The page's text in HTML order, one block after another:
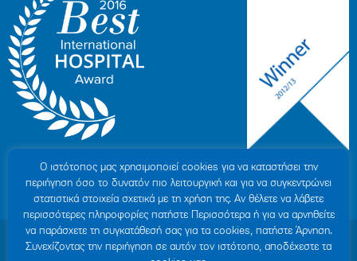
© 2007-2026 ΥΓΕΙΑ Μ.Α.Ε |
ΓΕΜΗ: 000279901000
Όροι Χρήσης
| Πολιτική Προστασίας Προσωπικών Δεδομένων
Ο ιστότοπoς μας χρησιμοποιεί cookies για να καταστήσει την
περιήγηση όσο το δυνατόν πιο λειτουργική και για να συγκεντρώνει
στατιστικά στοιχεία σχετικά με τη χρήση της. Αν θέλετε να λάβετε
περισσότερες πληροφορίες πατήστε Περισσότερα ή για να αρνηθείτε
να παράσχετε τη συγκατάθεσή σας για τα cookies, πατήστε Άρνηση.
Συνεχίζοντας την περιήγηση σε αυτόν τον ιστότοπο, αποδέχεστε τα